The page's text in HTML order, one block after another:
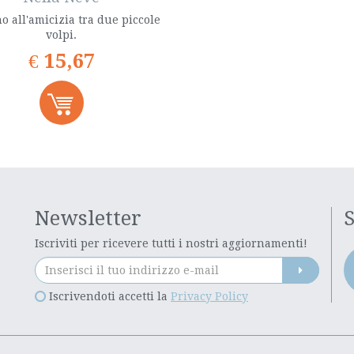
all'amicizia tra due piccole
volpi.
€ 15,67
Newsletter
Iscriviti per ricevere tutti i nostri aggiornamenti!
Iscrivendoti accetti la Privacy Policy